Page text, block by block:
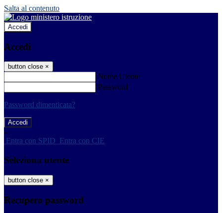
Salta al contenuto
Accedi
Accedi
button close ×
Nome Utente
Password
Password dimenticata?
-
Entra con SPID Entra con CIE
Seleziona utente
button close ×
Recupero password